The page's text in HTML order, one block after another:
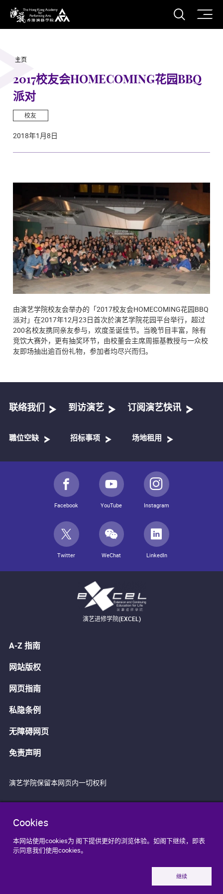
香港演艺学院
打开
Cookies
本网站使用cookies为 阁下提供更好的浏览体验。如阁下继续，即表
示同意我们使用cookies。
继续
主页
2017校友会HOMECOMING花园BBQ
派对
校友
2018年1月8日
由演艺学院校友会举办的「2017校友会HOMECOMING花园BBQ
派对」在2017年12月23日首次於演艺学院花园平台举行，超过
200名校友携同亲友参与，欢度圣诞佳节。当晚节目丰富，除有
竞饮大赛外，更有抽奖环节，由校董会主席周振基教授与一众校
友即场抽出逾百份礼物，参加者均尽兴而归。
联络我们 到访演艺 订阅演艺快讯
職位空缺 招标事项 场地租用
Facebook YouTube Instagram
Twitter WeChat LinkedIn
演艺进修学院(EXCEL)
A-Z 指南
网站版权
网页指南
私隐条例
无障碍网页
免责声明
演艺学院保留本网页内一切权利